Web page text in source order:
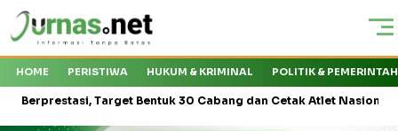
HOME PERISTIWA HUKUM & KRIMINAL POLITIK &
Target Bentuk 30 Cabang dan Cetak Atlet Nasional